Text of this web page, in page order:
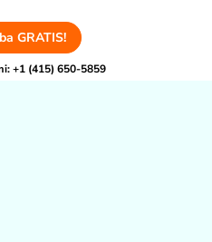
GRATIS!
+1 (415) 650-5859